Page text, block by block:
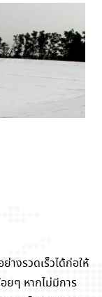
างรวดเร็วได้ก่อให้
ยๆ หากไม่มีการ